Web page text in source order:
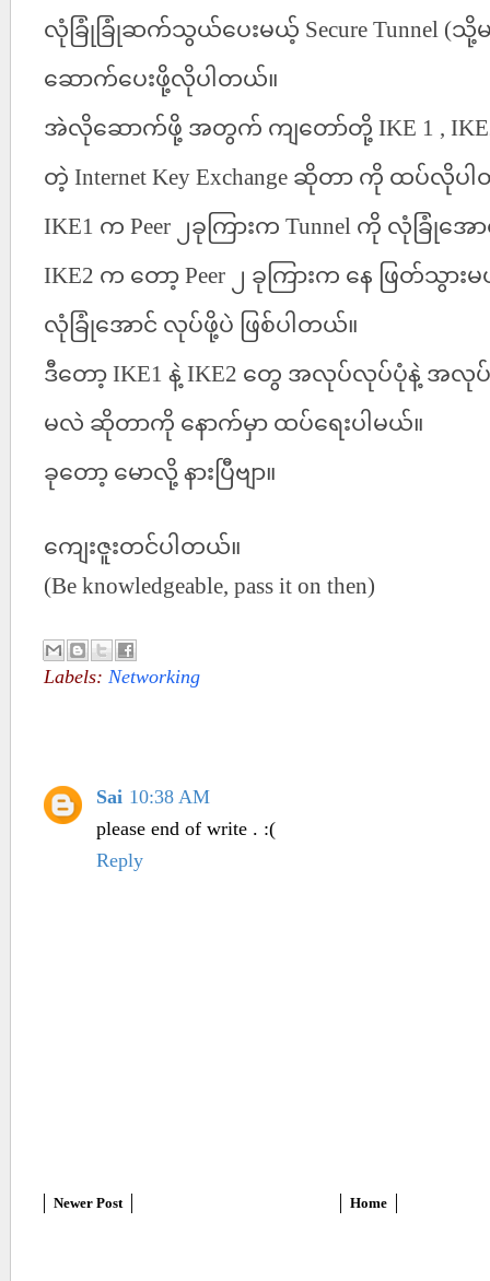
လုံခြုံခြုံဆက်သွယ်ပေးမယ့် Secure Tunnel (သို့
ဆောက်ပေးဖို့လိုပါတယ်။
အဲလိုဆောက်ဖို့ အတွက် ကျတော်တို့ IKE 1 ,
တဲ့ Internet Key Exchange ဆိုတာ ကို ထပ်လိုပါ
IKE1 က Peer ၂ခုကြားက Tunnel ကို လုံခြုံအေ
IKE2 က တော့ Peer ၂ ခုကြားက နေ ဖြတ်သွား
လုံခြုံအောင် လုပ်ဖို့ပဲ ဖြစ်ပါတယ်။
ဒီတော့ IKE1 နဲ့ IKE2 တွေ အလုပ်လုပ်ပုံနဲ့ အလု
မလဲ ဆိုတာကို နောက်မှာ ထပ်ရေးပါမယ်။
ခုတော့ မောလို့ နားပြီဗျာ။
ကျေးဇူးတင်ပါတယ်။
(Be knowledgeable, pass it on then)
Labels: Networking
Sai 10:38 AM
please end of write . :(
Reply
Newer Post Home